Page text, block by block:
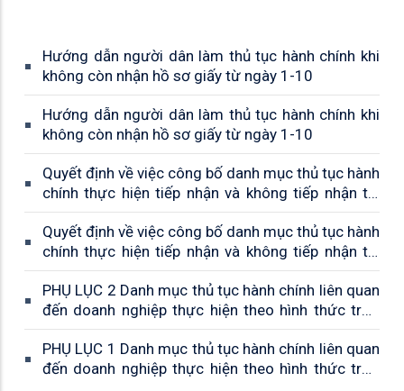
Hướng dẫn người dân làm thủ tục hành chính khi
không còn nhận hồ sơ giấy từ ngày 1-10
Hướng dẫn người dân làm thủ tục hành chính khi
không còn nhận hồ sơ giấy từ ngày 1-10
Quyết định về việc công bố danh mục thủ tục hành
chính thực hiện tiếp nhận và không tiếp nhận tại
Trung tâm Phục vụ hành chính công cấp xã và
thực hiện không phụ thuộc vào địa giới hành chính
trên địa bàn tỉnh An Giang
Quyết định về việc công bố danh mục thủ tục hành
chính thực hiện tiếp nhận và không tiếp nhận tại
Trung tâm Phục vụ hành chính công cấp xã và
thực hiện không phụ thuộc vào địa giới hành chính
trên địa bàn tỉnh An Giang
PHỤ LỤC 2 Danh mục thủ tục hành chính liên quan
đến doanh nghiệp thực hiện theo hình thức trực
tuyến (chưa phát sinh hồ sơ trong ba năm gần
nhất)
PHỤ LỤC 1 Danh mục thủ tục hành chính liên quan
đến doanh nghiệp thực hiện theo hình thức trực